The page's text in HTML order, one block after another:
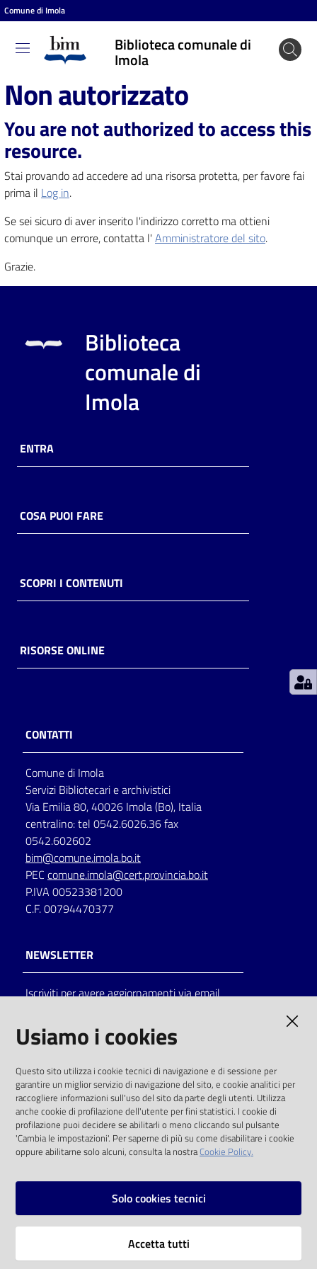
Vai al contenuto
Vai alla navigazione
Vai al footer
Comune di Imola
Biblioteca comunale di
Imola
Biblioteca
comunale
di Imola
Entra
Cosa
puoi
fare
contenuti
Casa
Piani
Archivio
storico
Patto
Seguici
su
Catalogo
on line
Eventi
Chiedi al
bibliotecario
Avvisi
Orari
Non autorizzato
You are not authorized to access this
resource.
Stai provando ad accedere ad una risorsa protetta, per favore fai
prima il Log in.
Se sei sicuro di aver inserito l'indirizzo corretto ma ottieni
comunque un errore, contatta l' Amministratore del sito.
Grazie.
Biblioteca
comunale di
Imola
ENTRA
COSA PUOI FARE
SCOPRI I CONTENUTI
RISORSE ONLINE
CONTATTI
Comune di Imola
Servizi Bibliotecari e archivistici
Via Emilia 80, 40026 Imola (Bo), Italia
centralino: tel 0542.6026.36 fax
0542.602602
bim@comune.imola.bo.it
PEC comune.imola@cert.provincia.bo.it
P.IVA 00523381200
C.F. 00794470377
NEWSLETTER
Iscriviti per avere aggiornamenti via email
solo alle condizioni previste dalla direttiva
comunitaria 2003/98/CE e dal d.lgs. 36/2006
SOCIAL
Instagram
Vai alla pagina
Usiamo i cookies
Questo sito utilizza i cookie tecnici di navigazione e di sessione per
garantire un miglior servizio di navigazione del sito, e cookie analitici per
raccogliere informazioni sull'uso del sito da parte degli utenti. Utilizza
anche cookie di profilazione dell'utente per fini statistici. I cookie di
profilazione puoi decidere se abilitarli o meno cliccando sul pulsante
'Cambia le impostazioni'. Per saperne di più su come disabilitare i cookie
oppure abilitarne solo alcuni, consulta la nostraCookie Policy.
Solo cookies tecnici
Accetta tutti